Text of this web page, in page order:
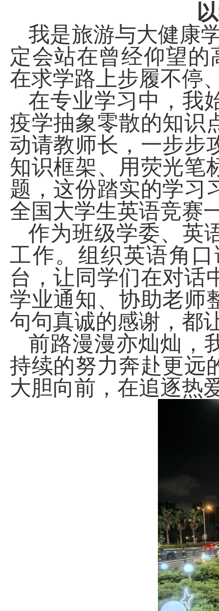
我是旅游与大健康
定会站在曾经仰望
在求学路上步履不停
在专业学习中，我
疫学抽象零散的知识
动请教师长，一步步
知识框架、用荧光笔
题，这份踏实的学习
全国大学生英语竞赛
作为班级学委、英
工作。组织英语角
台，让同学们在对话
学业通知、协助老师
句句真诚的感谢，都
前路漫漫亦灿灿，
持续的努力奔赴更远
大胆向前，在追逐热